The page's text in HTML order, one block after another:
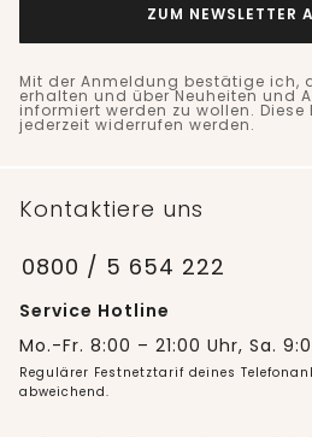
ZUM NEWSLETTER
Mit der Anmeldung bestätige ich,
erhalten und über Neuheiten und
informiert werden zu wollen.
jederzeit widerrufen werden.
Kontaktiere uns
0800 / 5 654 222
Service Hotline
Mo.-Fr. 8:00 – 21:00 Uhr, Sa.
Regulärer Festnetztarif deines
abweichend.